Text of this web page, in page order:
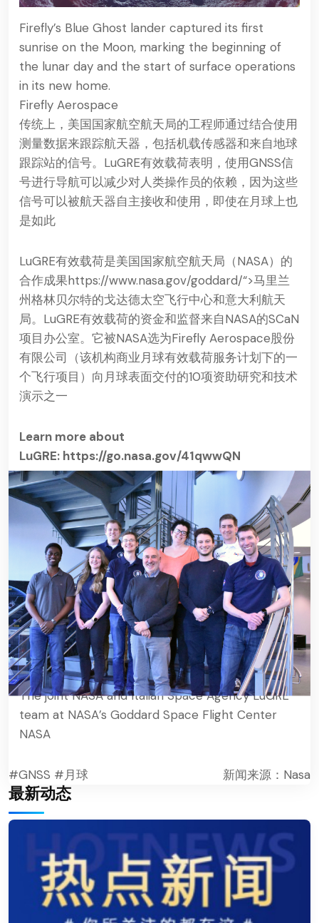
Firefly’s Blue Ghost lander captured its first
sunrise on the Moon, marking the beginning of
the lunar day and the start of surface operations
in its new home.
Firefly Aerospace
传统上，美国国家航空航天局的工程师通过结合使用
测量数据来跟踪航天器，包括机载传感器和来自地球
跟踪站的信号。LuGRE有效载荷表明，使用GNSS信
号进行导航可以减少对人类操作员的依赖，因为这些
信号可以被航天器自主接收和使用，即使在月球上也
是如此
LuGRE有效载荷是美国国家航空航天局（NASA）的
合作成果https://www.nasa.gov/goddard/“>马里兰
州格林贝尔特的戈达德太空飞行中心和意大利航天
局。LuGRE有效载荷的资金和监督来自NASA的SCaN
项目办公室。它被NASA选为Firefly Aerospace股份
有限公司（该机构商业月球有效载荷服务计划下的一
个飞行项目）向月球表面交付的10项资助研究和技术
演示之一
Learn more about
LuGRE: https://go.nasa.gov/41qwwQN
The joint NASA and Italian Space Agency LuGRE
team at NASA’s Goddard Space Flight Center
NASA
#GNSS #月球 新闻来源：Nasa
最新动态